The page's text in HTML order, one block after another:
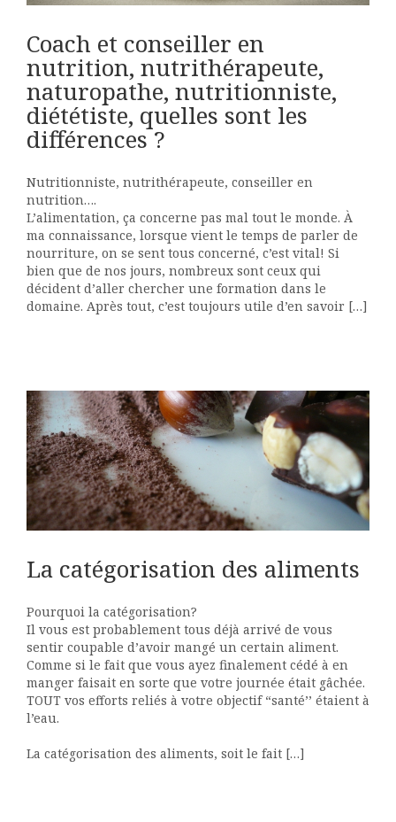
Coach et conseiller en
nutrition, nutrithérapeute,
naturopathe, nutritionniste,
diététiste, quelles sont les
différences ?
Nutritionniste, nutrithérapeute, conseiller en
nutrition….
L’alimentation, ça concerne pas mal tout le monde. À
ma connaissance, lorsque vient le temps de parler de
nourriture, on se sent tous concerné, c’est vital! Si
bien que de nos jours, nombreux sont ceux qui
décident d’aller chercher une formation dans le
domaine. Après tout, c’est toujours utile d’en savoir […]
La catégorisation des aliments
Pourquoi la catégorisation?
Il vous est probablement tous déjà arrivé de vous
sentir coupable d’avoir mangé un certain aliment.
Comme si le fait que vous ayez finalement cédé à en
manger faisait en sorte que votre journée était gâchée.
TOUT vos efforts reliés à votre objectif “santé’’ étaient à
l’eau.
La catégorisation des aliments, soit le fait […]